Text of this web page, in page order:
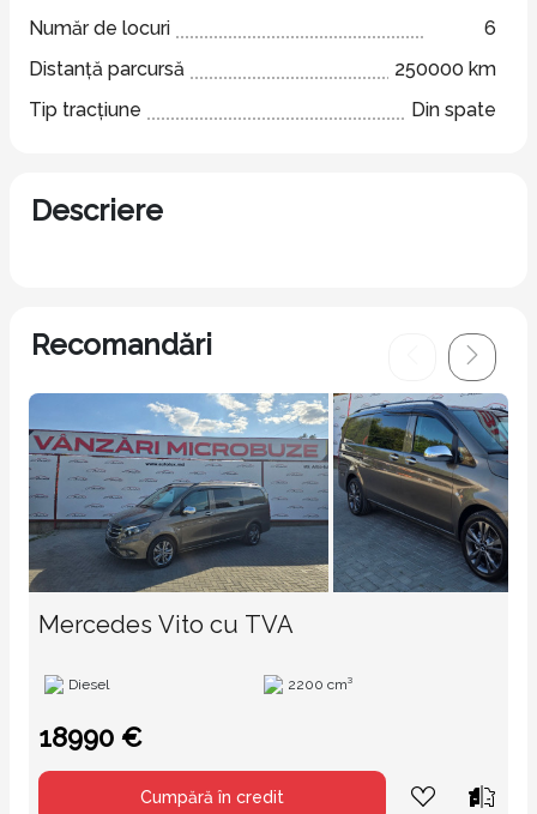
Număr de locuri
6
Distanță parcursă
250000 km
Tip tracțiune
Din spate
Descriere
Recomandări
Mercedes Vito cu TVA
Diesel 2200 cm³
18990 €
Cumpără în credit